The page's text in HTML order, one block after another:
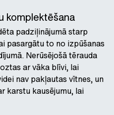
komplektēšana
padziļinājumā starp
pasargātu to no izpūšanas
Nerūsējošā tērauda
ar vāka blīvi, lai
nav pakļautas vītnes, un
karstu kausējumu, lai